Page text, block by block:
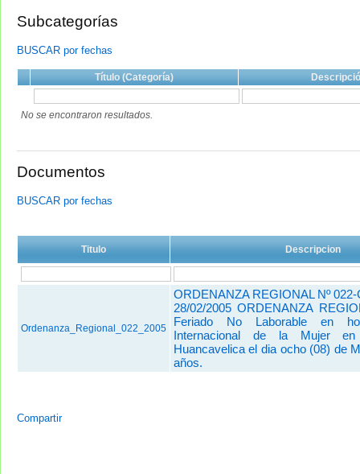
Subcategorías
BUSCAR por fechas
Título (Categoría)
No se encontraron resultados.
Documentos
BUSCAR por fechas
Titulo Descripcion
Ordenanza_Regional_022_2005
ORDENANZA REGIONAL Nº
28/02/2005 ORDENANZA
Feriado No Laborable en
Internacional de la Mujer
Huancavelica el dia ocho (08) de
años.
Compartir